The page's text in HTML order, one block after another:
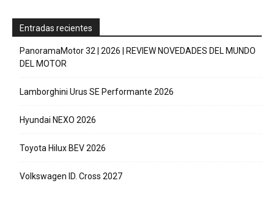
Entradas recientes
PanoramaMotor 32 | 2026 | REVIEW NOVEDADES DEL MUNDO
DEL MOTOR
Lamborghini Urus SE Performante 2026
Hyundai NEXO 2026
Toyota Hilux BEV 2026
Volkswagen ID. Cross 2027